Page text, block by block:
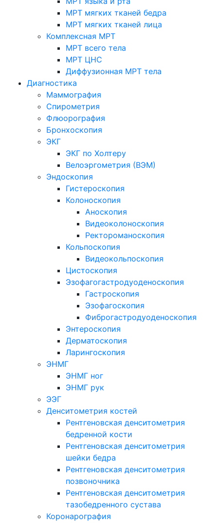
МРТ мягких тканей бедра
МРТ мягких тканей лица
Комплексная МРТ
МРТ всего тела
МРТ ЦНС
Диффузионная МРТ тела
Диагностика
Маммография
Спирометрия
Флюорография
Бронхоскопия
ЭКГ
ЭКГ по Холтеру
Велоэргометрия (ВЭМ)
Эндоскопия
Гистероскопия
Колоноскопия
Аноскопия
Видеоколоноскопия
Ректороманоскопия
Кольпоскопия
Видеокольпоскопия
Цистоскопия
Эзофагогастродуоденоскопия
Гастроскопия
Эзофагоскопия
Фиброгастродуоденоскопия
Энтероскопия
Дерматоскопия
Ларингоскопия
ЭНМГ
ЭНМГ ног
ЭНМГ рук
ЭЭГ
Денситометрия костей
Рентгеновская денситометрия
бедренной кости
Рентгеновская денситометрия
шейки бедра
Рентгеновская денситометрия
позвоночника
Рентгеновская денситометрия
тазобедренного сустава
Коронарография